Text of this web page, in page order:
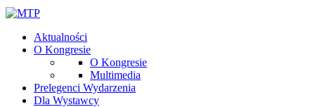
Aktualności
O Kongresie
O Kongresie
Multimedia
Prelegenci Wydarzenia
Dla Wystawcy